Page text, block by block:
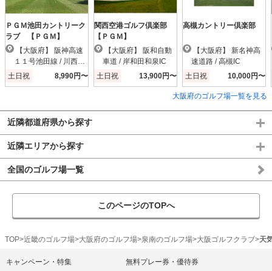
ＰＧＭ池田カントリーク
ラブ 【ＰＧＭ】
１１号池田線 / 川西小
花IC
土日祝 8,990円〜
関西空港ゴルフ倶楽部
【ＰＧＭ】
車道 / 岸和田和泉IC
土日祝
13,900円〜
高槻カントリー倶楽部
速道路 / 高槻IC
土日祝
10,000円〜
大阪府のゴルフ場一覧を見る
近隣都道府県から探す
近隣エリアから探す
全国のゴルフ場一覧
このページのTOPへ
TOP 近畿のゴルフ場 大阪府のゴルフ場 泉南のゴルフ場 大阪ゴルフクラブ 天
キャンペーン・特集 無料プレー券・優待券